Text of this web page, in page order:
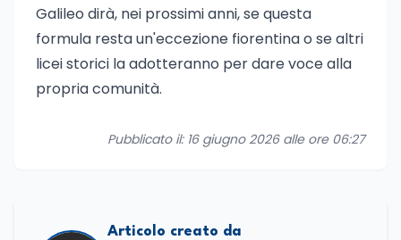
Galileo dirà, nei prossimi anni, se questa
formula resta un'eccezione fiorentina o se altri
licei storici la adotteranno per dare voce alla
propria comunità.
Pubblicato il: 16 giugno 2026 alle ore 06:27
Articolo creato da